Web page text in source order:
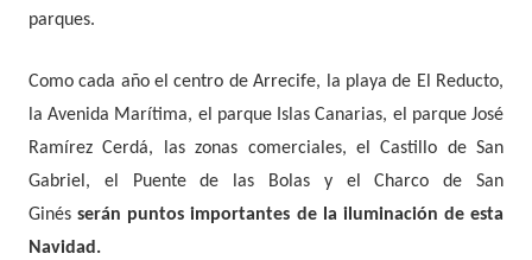
parques.
Como cada año el centro de Arrecife, la playa de El Reducto,
la Avenida Marítima, el parque Islas Canarias, el parque José
Ramírez Cerdá, las zonas comerciales, el Castillo de San
Gabriel, el Puente de las Bolas y el Charco de San
Ginésserán puntos importantes de la iluminación de esta
Navidad.